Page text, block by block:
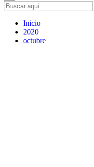
Inicio
2020
octubre